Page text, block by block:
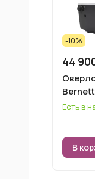
-10%
44
Есть в
В